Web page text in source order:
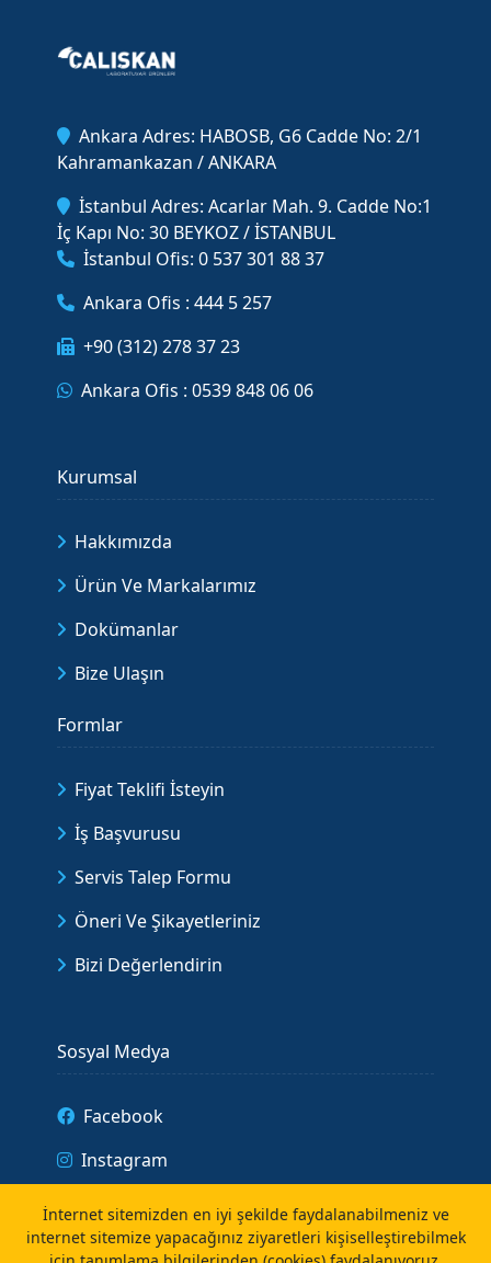
Ankara Adres: HABOSB, G6 Cadde No: 2/1
Kahramankazan / ANKARA
İstanbul Adres: Acarlar Mah. 9. Cadde No:1
İç Kapı No: 30 BEYKOZ / İSTANBUL
İstanbul Ofis: 0 537 301 88 37
Ankara Ofis : 444 5 257
+90 (312) 278 37 23
Ankara Ofis : 0539 848 06 06
Kurumsal
Hakkımızda
Ürün Ve Markalarımız
Dokümanlar
Bize Ulaşın
Formlar
Fiyat Teklifi İsteyin
İş Başvurusu
Servis Talep Formu
Öneri Ve Şikayetleriniz
Bizi Değerlendirin
Sosyal Medya
Facebook
Instagram
İnternet sitemizden en iyi şekilde faydalanabilmeniz ve
internet sitemize yapacağınız ziyaretleri kişiselleştirebilmek